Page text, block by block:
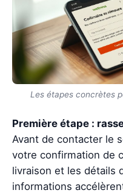
Les étapes concrètes
Première étape :
Avant de contacter le
votre confirmation de
livraison et les détails
informations